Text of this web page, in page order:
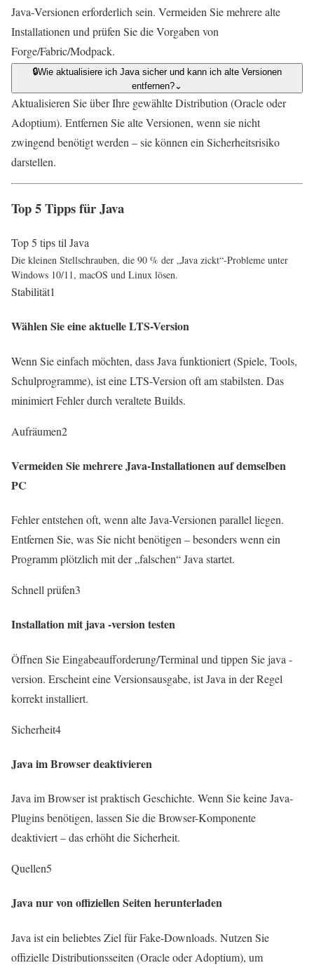
Java‑Versionen erforderlich sein. Vermeiden Sie mehrere alte
Installationen und prüfen Sie die Vorgaben von
Forge/Fabric/Modpack.
🔒Wie aktualisiere ich Java sicher und kann ich alte Versionen
entfernen?⌄
Aktualisieren Sie über Ihre gewählte Distribution (Oracle oder
Adoptium). Entfernen Sie alte Versionen, wenn sie nicht
zwingend benötigt werden – sie können ein Sicherheitsrisiko
darstellen.
Top 5 Tipps für Java
Top 5 tips til Java
Die kleinen Stellschrauben, die 90 % der „Java zickt“-Probleme unter
Windows 10/11, macOS und Linux lösen.
Stabilität1
Wählen Sie eine aktuelle LTS-Version
Wenn Sie einfach möchten, dass Java funktioniert (Spiele, Tools,
Schulprogramme), ist eine LTS-Version oft am stabilsten. Das
minimiert Fehler durch veraltete Builds.
Aufräumen2
Vermeiden Sie mehrere Java-Installationen auf demselben
PC
Fehler entstehen oft, wenn alte Java-Versionen parallel liegen.
Entfernen Sie, was Sie nicht benötigen – besonders wenn ein
Programm plötzlich mit der „falschen“ Java startet.
Schnell prüfen3
Installation mit java -version testen
Öffnen Sie Eingabeaufforderung/Terminal und tippen Siejava -
version. Erscheint eine Versionsausgabe, ist Java in der Regel
korrekt installiert.
Sicherheit4
Java im Browser deaktivieren
Java im Browser ist praktisch Geschichte. Wenn Sie keine Java-
Plugins benötigen, lassen Sie die Browser-Komponente
deaktiviert – das erhöht die Sicherheit.
Quellen5
Java nur von offiziellen Seiten herunterladen
Java ist ein beliebtes Ziel für Fake-Downloads. Nutzen Sie
offizielle Distributionsseiten (Oracle oder Adoptium), um